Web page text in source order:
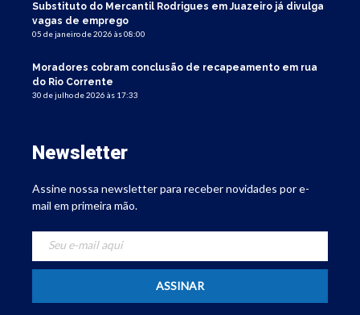
Substituto do Mercantil Rodrigues em Juazeiro já divulga
vagas de emprego
05 de janeiro de 2026 às 08:00
Moradores cobram conclusão de recapeamento em rua
do Rio Corrente
30 de julho de 2026 às 17:33
Newsletter
Assine nossa newsletter para receber novidades por e-
mail em primeira mão.